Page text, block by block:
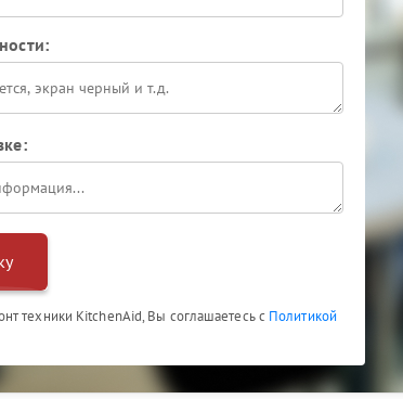
техники KitchenAid, Вы соглашаетесь с Политикой